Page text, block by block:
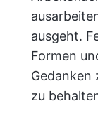
ausgeht.
Formen
Gedanken
zu